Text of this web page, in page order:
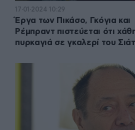
17·01·2024 10:29
Έργα των Πικάσο, Γκόγια και
Ρέμπραντ πιστεύεται ότι
πυρκαγιά σε γκαλερί του